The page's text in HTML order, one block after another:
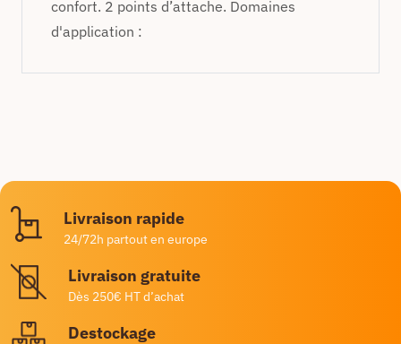
confort. 2 points d’attache. Domaines
d'application :
Livraison rapide
24/72h partout en europe
Livraison gratuite
Dès 250€ HT d’achat
Destockage